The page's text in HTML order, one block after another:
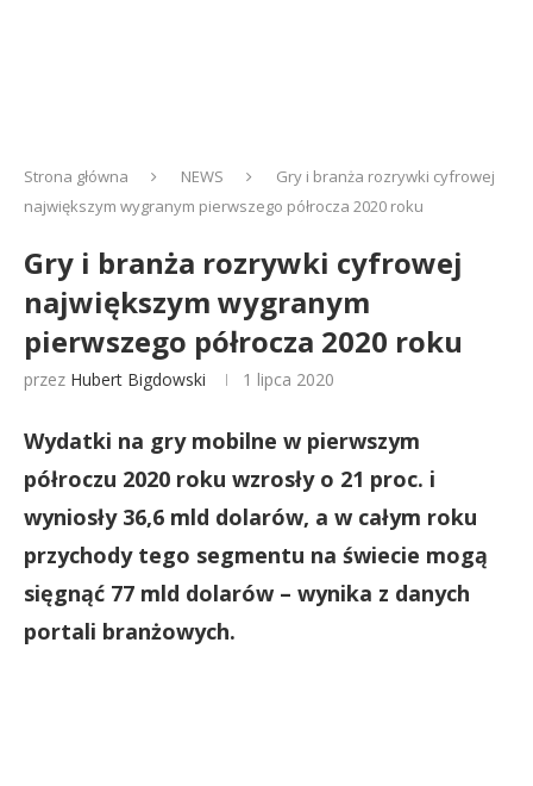
Strona główna NEWS
Gry i branża rozrywki cyfrowej
największym wygranym pierwszego półrocza 2020 roku
Gry i branża rozrywki cyfrowej
największym wygranym
pierwszego półrocza 2020 roku
przez Hubert Bigdowski 1 lipca 2020
Wydatki na gry mobilne w pierwszym
półroczu 2020 roku wzrosły o 21 proc. i
wyniosły 36,6 mld dolarów, a w całym roku
przychody tego segmentu na świecie mogą
sięgnąć 77 mld dolarów – wynika z danych
portali branżowych.